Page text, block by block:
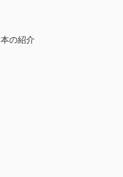
本の紹介